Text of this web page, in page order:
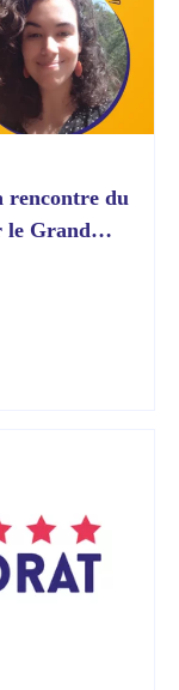
rencontre du
le Grand